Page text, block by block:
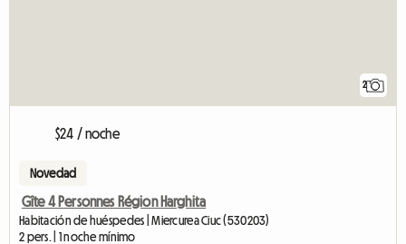
2
$24 / noche
Novedad
Gîte 4 Personnes Région Harghita
Habitación de huéspedes | Miercurea Ciuc (530203)
2 pers. | 1 noche mínimo